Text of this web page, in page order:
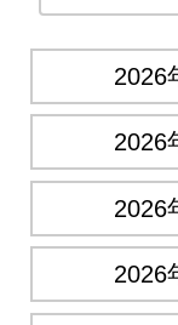
2026
2026
2026
2026